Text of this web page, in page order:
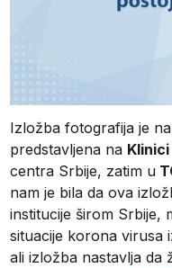
Izložba fotografija je
predstavljena na
centra Srbije, zatim u
nam je bila da ova
institucije širom Srbije,
situacije korona virusa
ali izložba nastavlja da